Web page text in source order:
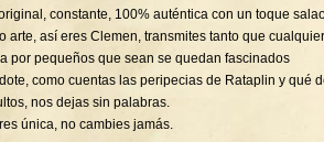
constante, 100% auténtica con un toque
arte, así eres Clemen, transmites tanto que cualquier
por pequeños que sean se quedan fascinados
como cuentas las peripecias de Rataplin y qué
nos dejas sin palabras.
única, no cambies jamás.